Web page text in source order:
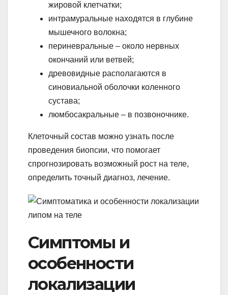
жировой клетчатки;
интрамуральные находятся в глубине
мышечного волокна;
периневральные – около нервных
окончаний или ветвей;
древовидные располагаются в
синовиальной оболочки коленного
сустава;
люмбосакральные – в позвоночнике.
Клеточный состав можно узнать после
проведения биопсии, что помогает
спрогнозировать возможный рост на теле,
определить точный диагноз, лечение.
Симптомы и
особенности
локализации